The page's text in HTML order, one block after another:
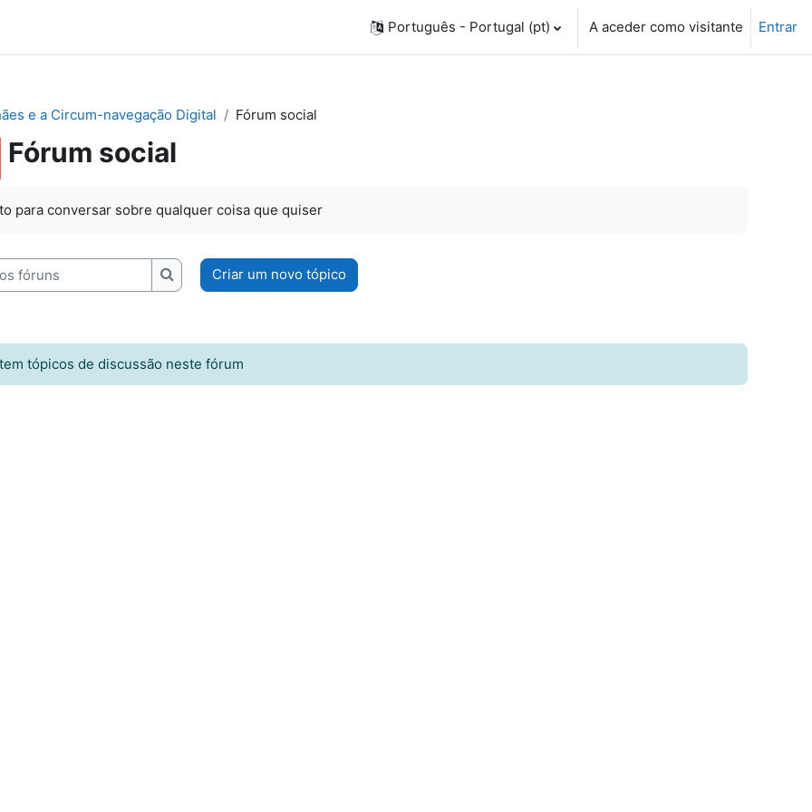
Português - Portugal ‎(pt)‎ A aceder como visitante Entrar
e a Circum-navegação Digital Fórum social
Fórum social
para conversar sobre qualquer coisa que quiser
fóruns
Pesquisar nos fóruns
Criar um novo tópico
tópicos de discussão neste fórum